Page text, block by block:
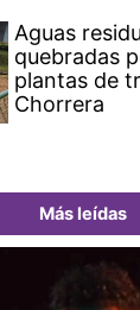
Aguas
quebradas
plantas de
Chorrera
Más leídas